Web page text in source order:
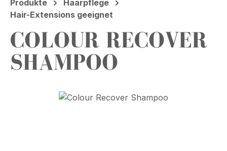
Produkte
Haarpflege
Hair-Extensions geeignet
COLOUR RECOVER
SHAMPOO
Bildergalerie überspringen